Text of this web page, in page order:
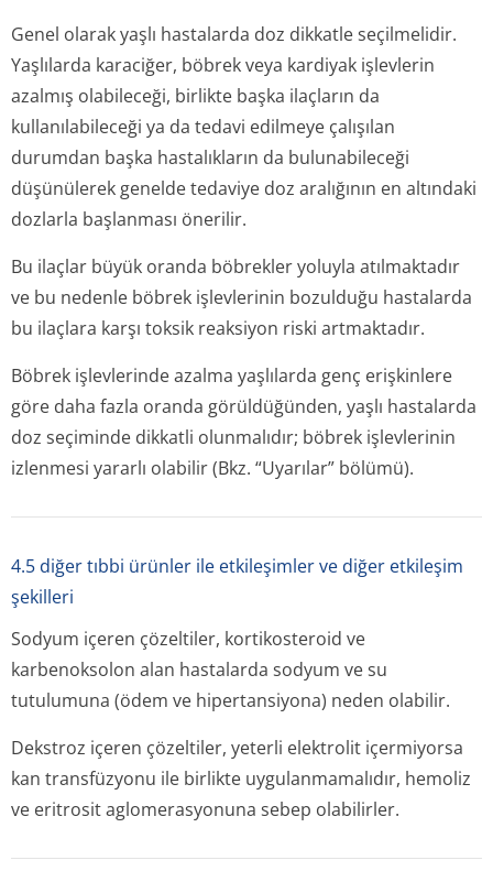
Genel olarak yaşlı hastalarda doz dikkatle seçilmelidir.
Yaşlılarda karaciğer, böbrek veya kardiyak işlevlerin
azalmış olabileceği, birlikte başka ilaçların da
kullanılabileceği ya da tedavi edilmeye çalışılan
durumdan başka hastalıkların da bulunabileceği
düşünülerek genelde tedaviye doz aralığının en altındaki
dozlarla başlanması önerilir.
Bu ilaçlar büyük oranda böbrekler yoluyla atılmaktadır
ve bu nedenle böbrek işlevlerinin bozulduğu hastalarda
bu ilaçlara karşı toksik reaksiyon riski artmaktadır.
Böbrek işlevlerinde azalma yaşlılarda genç erişkinlere
göre daha fazla oranda görüldüğünden, yaşlı hastalarda
doz seçiminde dikkatli olunmalıdır; böbrek işlevlerinin
izlenmesi yararlı olabilir (Bkz. “Uyarılar” bölümü).
4.5 diğer tıbbi ürünler ile etkileşimler ve diğer etkileşim
şekilleri
Sodyum içeren çözeltiler, kortikosteroid ve
karbenoksolon alan hastalarda sodyum ve su
tutulumuna (ödem ve hipertansiyona) neden olabilir.
Dekstroz içeren çözeltiler, yeterli elektrolit içermiyorsa
kan transfüzyonu ile birlikte uygulanmamalıdır, hemoliz
ve eritrosit aglomerasyonuna sebep olabilirler.